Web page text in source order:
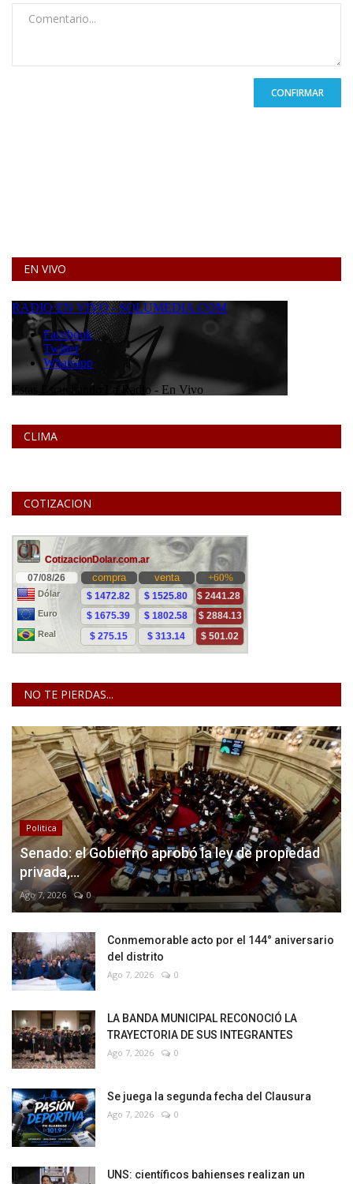
CONFIRMAR
EN VIVO
CLIMA
COTIZACION
NO TE PIERDAS...
Politica
Senado: el Gobierno aprobó la ley de propiedad
privada,...
Ago 7, 2026 0
Conmemorable acto por el 144° aniversario
del distrito
Ago 7, 2026 0
LA BANDA MUNICIPAL RECONOCIÓ LA
TRAYECTORIA DE SUS INTEGRANTES
Ago 7, 2026 0
Se juega la segunda fecha del Clausura
Ago 7, 2026 0
UNS: científicos bahienses realizan un